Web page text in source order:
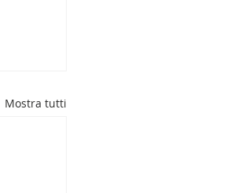
Mostra tutti